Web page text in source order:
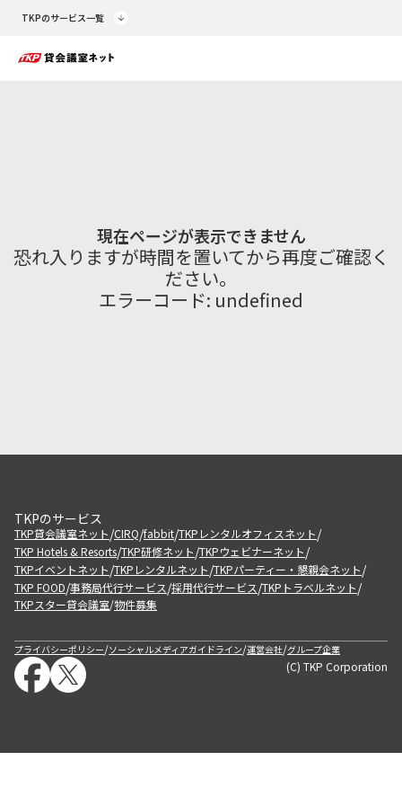
TKPのサービス一覧
現在ページが表示できません
恐れ入りますが時間を置いてから再度ご確認く
ださい。
エラーコード: undefined
TKPのサービス
TKP貸会議室ネット/CIRQ/fabbit/TKPレンタルオフィスネット/
TKP Hotels & Resorts/TKP研修ネット/TKPウェビナーネット/
TKPイベントネット/TKPレンタルネット/TKPパーティー・懇親会ネット/
TKP FOOD/事務局代行サービス/採用代行サービス/TKPトラベルネット/
TKPスター貸会議室/物件募集
プライバシーポリシー/ソーシャルメディアガイドライン/運営会社/グループ企業
(C) TKP Corporation